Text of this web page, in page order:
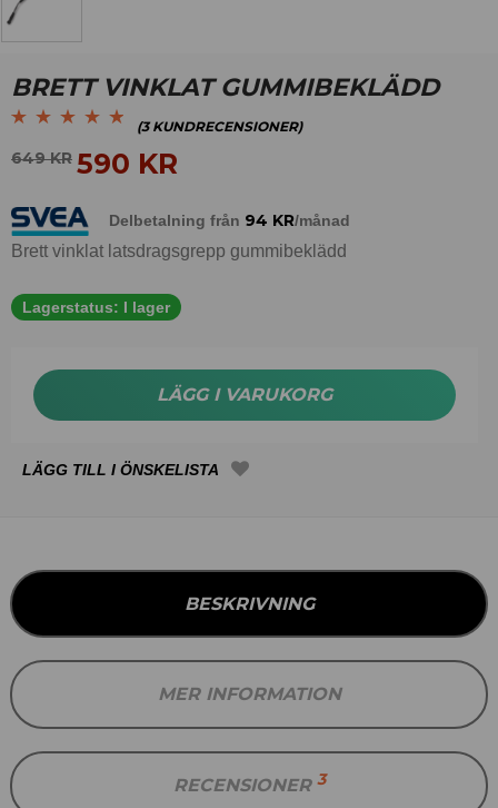
BRETT VINKLAT GUMMIBEKLÄDD
av 5 baserat på
kundrecensioner
(3KUNDRECENSIONER)
649KR 590 KR
Delbetalning från 94 KR/månad
Brett vinklat latsdragsgrepp gummibeklädd
Lagerstatus: I lager
LÄGG I VARUKORG
BESKRIVNING
MER INFORMATION
RECENSIONER 3